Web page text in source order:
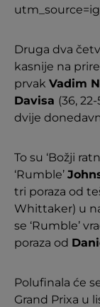
Druga dva
kasnije na
prvak Vadim
Davisa (36,
dvije
To su ‘Božji
‘Rumble’
tri poraza od
Whittaker) u
se ‘Rumble’
poraza od
Polufinala će
Grand Prixa u